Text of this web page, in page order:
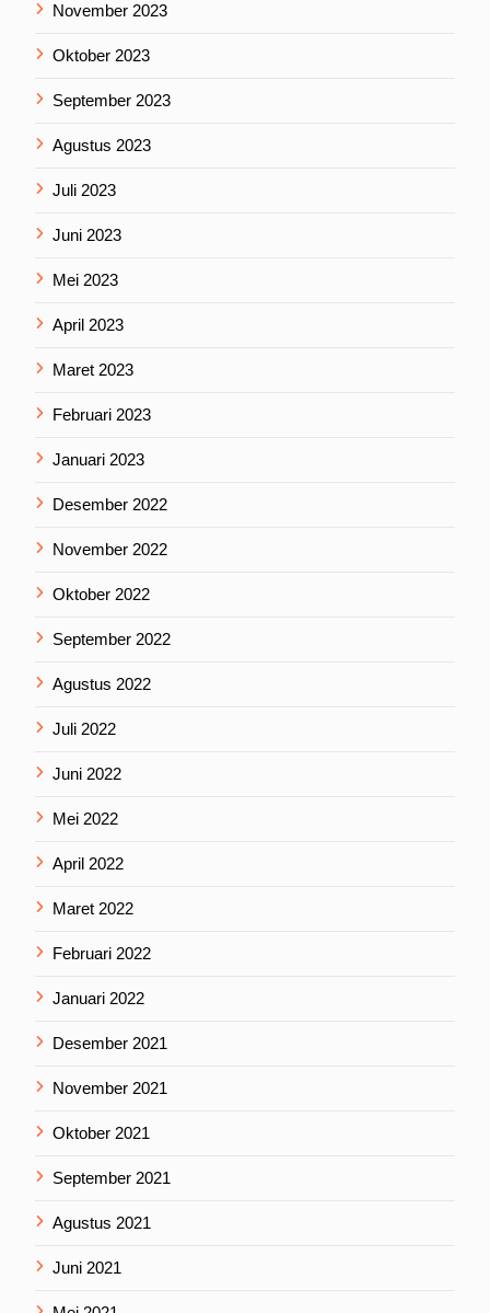
November 2023
Oktober 2023
September 2023
Agustus 2023
Juli 2023
Juni 2023
Mei 2023
April 2023
Maret 2023
Februari 2023
Januari 2023
Desember 2022
November 2022
Oktober 2022
September 2022
Agustus 2022
Juli 2022
Juni 2022
Mei 2022
April 2022
Maret 2022
Februari 2022
Januari 2022
Desember 2021
November 2021
Oktober 2021
September 2021
Agustus 2021
Juni 2021